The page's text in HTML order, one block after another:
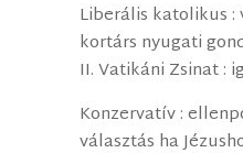
Liberális katolikus
kortárs nyugati
II. Vatikáni Zsinat :
Konzervatív :
választás ha